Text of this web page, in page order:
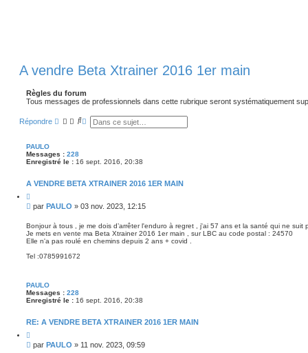
A vendre Beta Xtrainer 2016 1er main
Règles du forum
Tous messages de professionnels dans cette rubrique seront systématiquement
Répondre
R
r
e
R
r
e
v
a
c
é
e
PAULO
Messages : 228
Enregistré le : 16 sept. 2016, 20:38
A VENDRE BETA XTRAINER 2016 1ER MAIN
i
t
r
M
s
s
a
g
par PAULO » 03 nov. 2023, 12:15
Bonjour à tous , je me dois d’arrêter l'enduro à regret , j'ai 57 ans et la santé qui ne suit
Je mets en vente ma Beta Xtrainer 2016 1er main , sur LBC au code postal : 24570
Elle n'a pas roulé en chemins depuis 2 ans + covid .
Tel :0785991672
PAULO
Messages : 228
Enregistré le : 16 sept. 2016, 20:38
RE: A VENDRE BETA XTRAINER 2016 1ER MAIN
i
t
M
par PAULO » 11 nov. 2023, 09:59